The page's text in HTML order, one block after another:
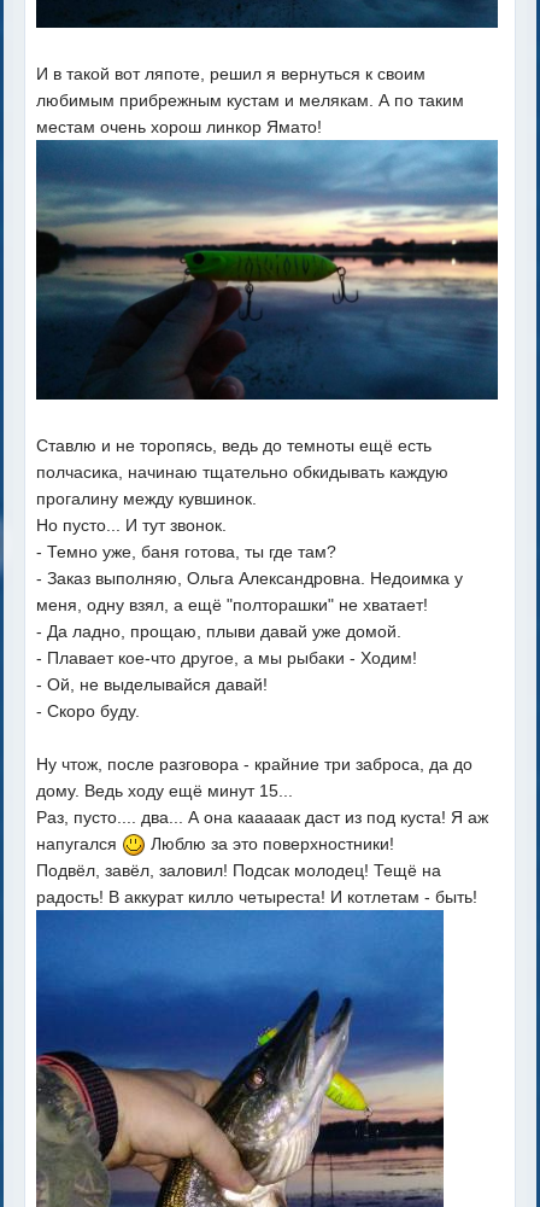
И в такой вот ляпоте, решил я вернуться к своим
любимым прибрежным кустам и мелякам. А по таким
местам очень хорош линкор Ямато!
Ставлю и не торопясь, ведь до темноты ещё есть
полчасика, начинаю тщательно обкидывать каждую
прогалину между кувшинок.
Но пусто... И тут звонок.
- Темно уже, баня готова, ты где там?
- Заказ выполняю, Ольга Александровна. Недоимка у
меня, одну взял, а ещё "полторашки" не хватает!
- Да ладно, прощаю, плыви давай уже домой.
- Плавает кое-что другое, а мы рыбаки - Ходим!
- Ой, не выделывайся давай!
- Скоро буду.
Ну чтож, после разговора - крайние три заброса, да до
дому. Ведь ходу ещё минут 15...
Раз, пусто.... два... А она кааааак даст из под куста! Я аж
напугался
Люблю за это поверхностники!
Подвёл, завёл, заловил! Подсак молодец! Тещё на
радость! В аккурат килло четыреста! И котлетам - быть!